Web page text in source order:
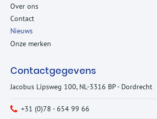
Over ons
Contact
Nieuws
Onze merken
Contactgegevens
Jacobus Lipsweg 100, NL-3316 BP - Dordrecht
+31 (0)78 - 654 99 66